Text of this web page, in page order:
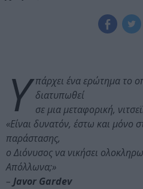
Υ πάρχει ένα ερώτημα το
διατυπωθεί
σε μια μεταφορική,
«Είναι δυνατόν, έστω και μόνο
παράστασης,
ο Διόνυσος να νικήσει
Απόλλωνα;»
– Javor Gardev